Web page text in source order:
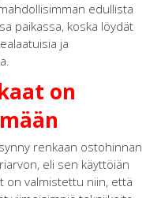
edullista
paikassa, koska löydät
ja
on
renkaan ostohinnan
eli sen käyttöiän
on valmistettu niin, että